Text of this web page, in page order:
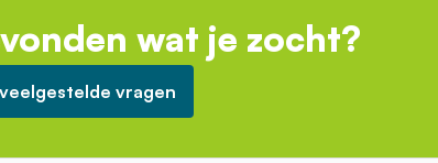
wat je zocht?
vragen